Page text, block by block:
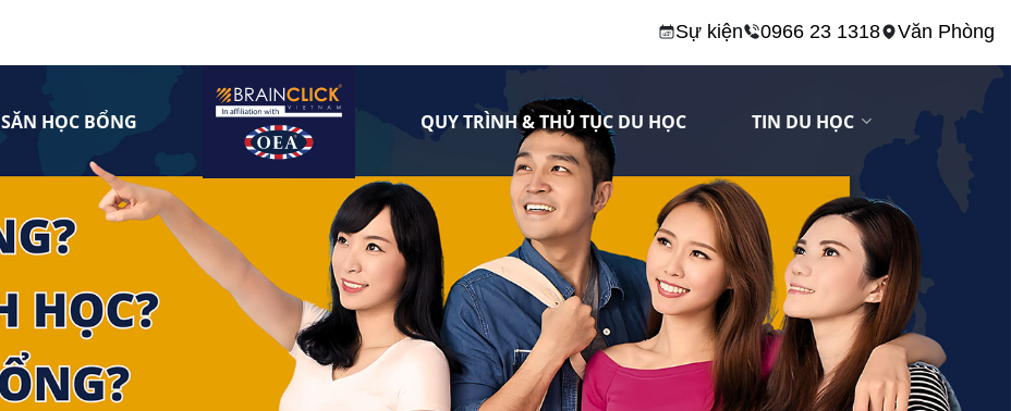
Sự kiện 0966 23 1318 Văn Phòng
SĂN HỌC BỔNG QUY TRÌNH & THỦ TỤC DU HỌC TIN DU HỌC